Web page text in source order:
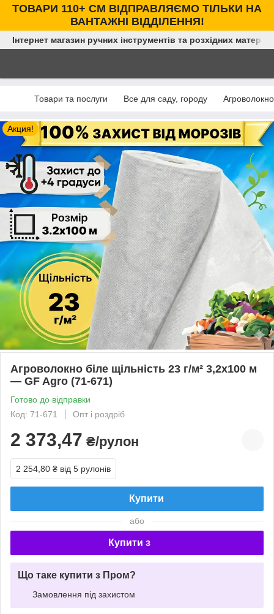
ТОВАРИ 110+ СМ ВІДПРАВЛЯЄМО ТІЛЬКИ НА
ВАНТАЖНІ ВІДДІЛЕННЯ!
Інтернет магазин ручних інструментів та розхідних
Товари та послуги Все для саду, городу
Акция!
Агроволокно біле щільність 23 г/м² 3,2x100 м
— GF Agro (71-671)
Готово до відправки
Код: 71-671
Опт і роздріб
2 373,47 ₴/рулон
2 254,80 ₴ від 5 рулонів
Купити
або
Купити з
Що таке купити з Пром?
Замовлення під захистом